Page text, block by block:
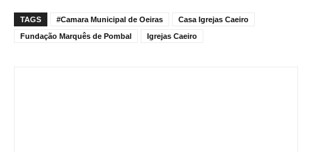
TAGS #Camara Municipal de Oeiras
Casa Igrejas Caeiro
Fundação Marquês de Pombal
Igrejas Caeiro